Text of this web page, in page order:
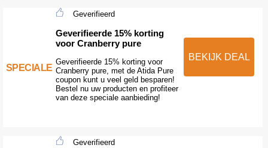
SPECIALE
Geverifieerd
Geverifieerde 15% korting
voor Cranberry pure
Geverifieerde 15% korting voor
Cranberry pure, met de Atida Pure
coupon kunt u veel geld besparen!
Bestel nu uw producten en profiteer
van deze speciale aanbieding!
BEKIJK DEAL
Geverifieerd